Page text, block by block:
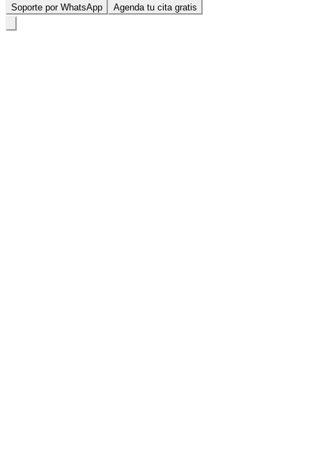
Soporte por WhatsApp Agenda tu cita gratis